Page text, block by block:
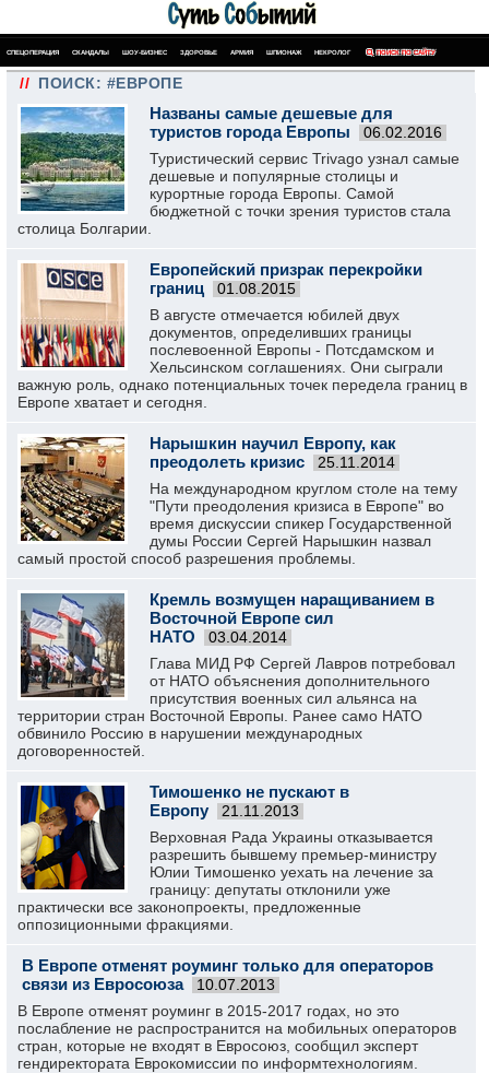
СПЕЦОПЕРАЦИЯ СКАНДАЛЫ ШОУ-БИЗНЕС ЗДОРОВЬЕ АРМИЯ ШПИОНАЖ НЕКРОЛОГ ПОИСК ПО САЙТУ
// ПОИСК: #ЕВРОПЕ
Названы самые дешевые для
туристов города Европы
06.02.2016
Туристический сервис Trivago узнал самые
дешевые и популярные столицы и
курортные города Европы. Самой
бюджетной с точки зрения туристов стала
столица Болгарии.
Европейский призрак перекройки
границ
01.08.2015
В августе отмечается юбилей двух
документов, определивших границы
послевоенной Европы - Потсдамском и
Хельсинском соглашениях. Они сыграли
важную роль, однако потенциальных точек передела границ в
Европе хватает и сегодня.
Нарышкин научил Европу, как
преодолеть кризис
25.11.2014
На международном круглом столе на тему
"Пути преодоления кризиса в Европе" во
время дискуссии спикер Государственной
думы России Сергей Нарышкин назвал
самый простой способ разрешения проблемы.
Кремль возмущен наращиванием в
Восточной Европе сил
НАТО
03.04.2014
Глава МИД РФ Сергей Лавров потребовал
от НАТО объяснения дополнительного
присутствия военных сил альянса на
территории стран Восточной Европы. Ранее само НАТО
обвинило Россию в нарушении международных
договоренностей.
Тимошенко не пускают в
Европу
21.11.2013
Верховная Рада Украины отказывается
разрешить бывшему премьер-министру
Юлии Тимошенко уехать на лечение за
границу: депутаты отклонили уже
практически все законопроекты, предложенные
оппозиционными фракциями.
В Европе отменят роуминг только для операторов
связи из Евросоюза
10.07.2013
В Европе отменят роуминг в 2015-2017 годах, но это
послабление не распространится на мобильных операторов
стран, которые не входят в Евросоюз, сообщил эксперт
гендиректората Еврокомиссии по информтехнологиям.